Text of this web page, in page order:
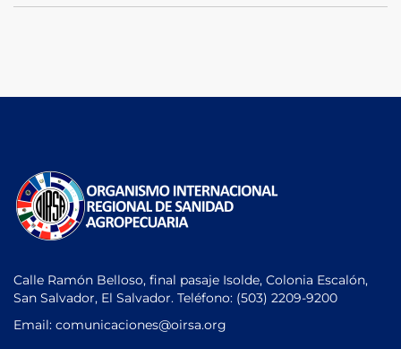
Calle Ramón Belloso, final pasaje Isolde, Colonia Escalón,
San Salvador, El Salvador. Teléfono: (503) 2209-9200
Email: comunicaciones@oirsa.org